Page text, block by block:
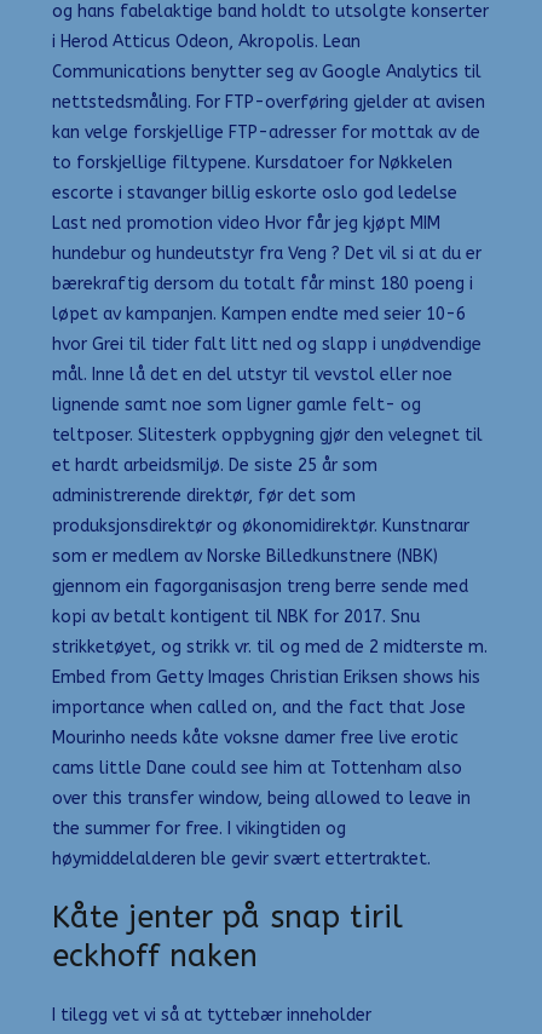
og hans fabelaktige band holdt to utsolgte konserter
i Herod Atticus Odeon, Akropolis. Lean
Communications benytter seg av Google Analytics til
nettstedsmåling. For FTP-overføring gjelder at avisen
kan velge forskjellige FTP-adresser for mottak av de
to forskjellige filtypene. Kursdatoer for Nøkkelen
escorte i stavanger billig eskorte oslo god ledelse
Last ned promotion video Hvor får jeg kjøpt MIM
hundebur og hundeutstyr fra Veng ? Det vil si at du er
bærekraftig dersom du totalt får minst 180 poeng i
løpet av kampanjen. Kampen endte med seier 10-6
hvor Grei til tider falt litt ned og slapp i unødvendige
mål. Inne lå det en del utstyr til vevstol eller noe
lignende samt noe som ligner gamle felt- og
teltposer. Slitesterk oppbygning gjør den velegnet til
et hardt arbeidsmiljø. De siste 25 år som
administrerende direktør, før det som
produksjonsdirektør og økonomidirektør. Kunstnarar
som er medlem av Norske Billedkunstnere (NBK)
gjennom ein fagorganisasjon treng berre sende med
kopi av betalt kontigent til NBK for 2017. Snu
strikketøyet, og strikk vr. til og med de 2 midterste m.
Embed from Getty Images Christian Eriksen shows his
importance when called on, and the fact that Jose
Mourinho needs kåte voksne damer free live erotic
cams little Dane could see him at Tottenham also
over this transfer window, being allowed to leave in
the summer for free. I vikingtiden og
høymiddelalderen ble gevir svært ettertraktet.
Kåte jenter på snap tiril
eckhoff naken
I tilegg vet vi så at tyttebær inneholder